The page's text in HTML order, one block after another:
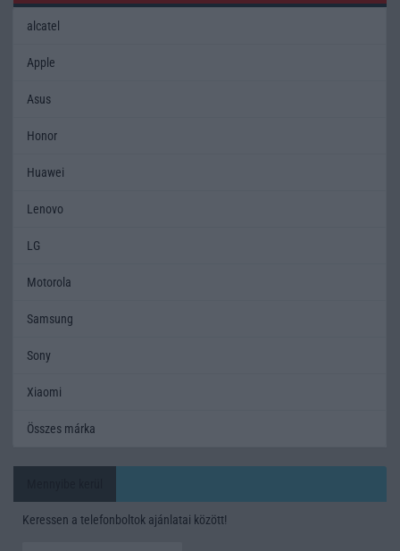
alcatel
Apple
Asus
Honor
Huawei
Lenovo
LG
Motorola
Samsung
Sony
Xiaomi
Összes márka
Keressen a telefonboltok ajánlatai között!